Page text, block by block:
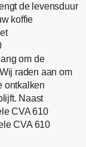
de levensduur
koffie
om de
raden aan om
ontkalken
Naast
CVA 610
CVA 610